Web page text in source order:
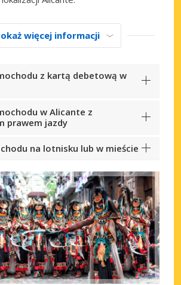
więcej informacji
z kartą debetową w
w Alicante z
prawem jazdy
na lotnisku lub w mieście